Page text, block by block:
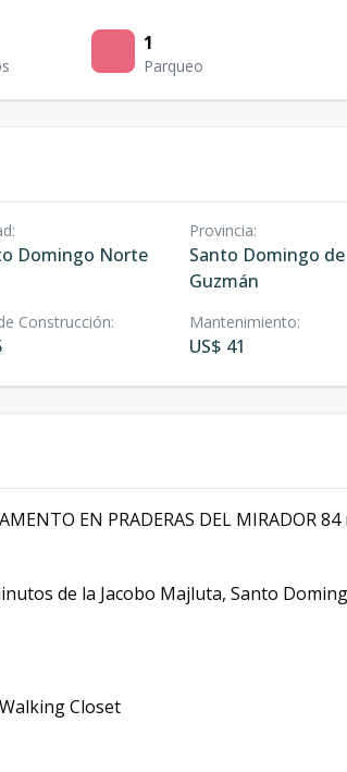
1
Parqueo
:
Domingo Norte
Provincia:
Santo Domingo de
Guzmán
Construcción: Mantenimiento:
US$ 41
EN PRADERAS DEL MIRADOR 84
de la Jacobo Majluta, Santo
Closet